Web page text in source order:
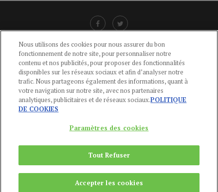
CGU-POLITIQUE DE CONFIDENTIALITÉ -POLITIQUE DES COOKIES
MENTIONS LÉGALES -AIDE
CONTACT
01 44 59 91 11
Du Lundi au Vendredi, 9h-13h et 14h-17h
Copyright © 2024Publications Agora
REMONTER
Nous utilisons des cookies pour nous assurer du bon
fonctionnement de notre site, pour personnaliser notre
contenu et nos publicités, pour proposer des fonctionnalités
disponibles sur les réseaux sociaux et afin d’analyser notre
trafic. Nous partageons également des informations, quant à
votre navigation sur notre site, avec nos partenaires
analytiques, publicitaires et de réseaux sociaux.POLITIQUE
DE COOKIES
Paramètres des cookies
Tout Refuser
Accepter les cookies